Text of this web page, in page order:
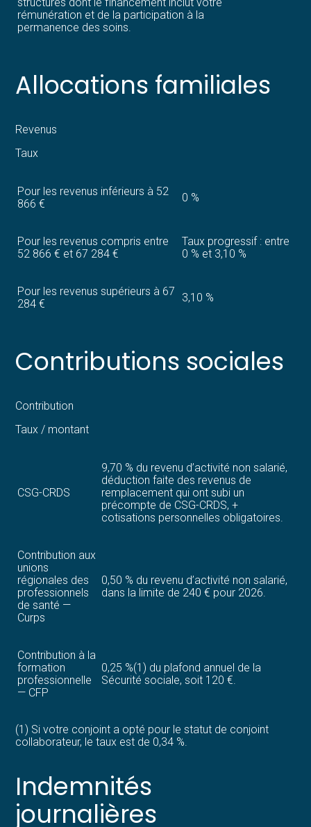
rémunération et de la participation à la
permanence des soins.
Allocations familiales
Revenus
Taux
Pour les revenus inférieurs à 52
866 €
0 %
Pour les revenus compris entre
52 866 € et 67 284 €
Taux progressif : entre
0 % et 3,10 %
Pour les revenus supérieurs à 67
284 €
3,10 %
Contributions sociales
Contribution
Taux / montant
CSG-CRDS
9,70 % du revenu d’activité non salarié,
déduction faite des revenus de
remplacement qui ont subi un
précompte de CSG-CRDS, +
cotisations personnelles obligatoires.
Contribution aux
unions
régionales des
professionnels
de santé —
Curps
0,50 % du revenu d’activité non salarié,
dans la limite de 240 € pour 2026.
Contribution à la
formation
professionnelle
— CFP
0,25 %(1) du plafond annuel de la
Sécurité sociale, soit 120 €.
(1) Si votre conjoint a opté pour le statut de conjoint
collaborateur, le taux est de 0,34 %.
Indemnités
journalières